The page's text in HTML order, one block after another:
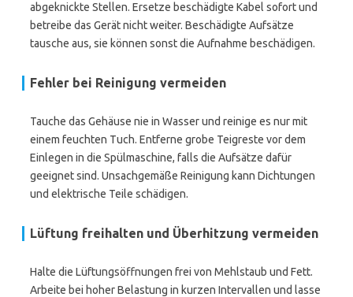
abgeknickte Stellen. Ersetze beschädigte Kabel sofort und
betreibe das Gerät nicht weiter. Beschädigte Aufsätze
tausche aus, sie können sonst die Aufnahme beschädigen.
Fehler bei Reinigung vermeiden
Tauche das Gehäuse nie in Wasser und reinige es nur mit
einem feuchten Tuch. Entferne grobe Teigreste vor dem
Einlegen in die Spülmaschine, falls die Aufsätze dafür
geeignet sind. Unsachgemäße Reinigung kann Dichtungen
und elektrische Teile schädigen.
Lüftung freihalten und Überhitzung vermeiden
Halte die Lüftungsöffnungen frei von Mehlstaub und Fett.
Arbeite bei hoher Belastung in kurzen Intervallen und lasse